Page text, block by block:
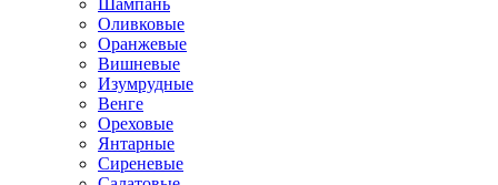
Шампань
Оливковые
Оранжевые
Вишневые
Изумрудные
Венге
Ореховые
Янтарные
Сиреневые